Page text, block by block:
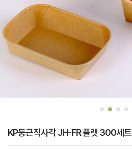
KP둥근직사각 JH-FR 플랫 300세트